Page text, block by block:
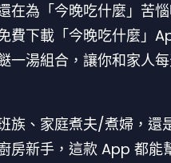
在為「今晚吃什麼」苦
費下載「今晚吃什麼」
一湯組合，讓你和家人
族、家庭煮夫/煮婦，還
房新手，這款 App 都能